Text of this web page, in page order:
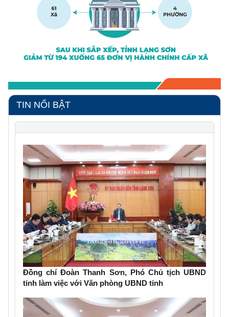
TIN NỔI BẬT
Đồng chí Đoàn Thanh Sơn, Phó Chủ tịch UBND
tỉnh làm việc với Văn phòng UBND tỉnh